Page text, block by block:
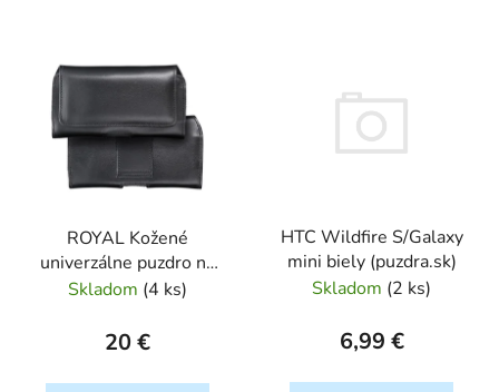
ROYAL Kožené
univerzálne puzdro na
opasok Samsung
MINI/Xiaomi 12 čierny
Skladom (4 ks)
20 €
HTC Wildfire S/Galaxy
mini biely (puzdra.sk)
Skladom (2 ks)
6,99 €